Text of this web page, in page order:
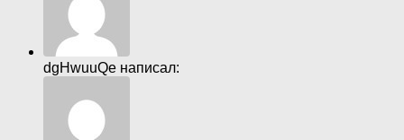
dgHwuuQe написал: